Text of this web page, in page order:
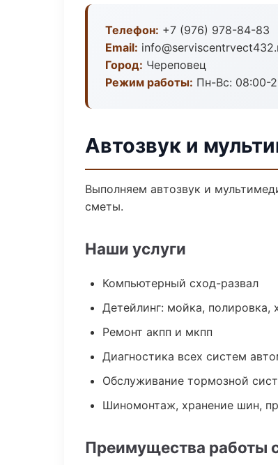
Телефон: +7 (976) 978-84-83
Email:
Город: Череповец
Режим работы: Пн-Вс: 08:00-
Автозвук и
Выполняем автозвук и
сметы.
Наши услуги
Компьютерный сход-развал
Детейлинг: мойка, полировка,
Ремонт акпп и мкпп
Диагностика всех систем
Обслуживание тормозной
Шиномонтаж, хранение шин,
Преимущества работы